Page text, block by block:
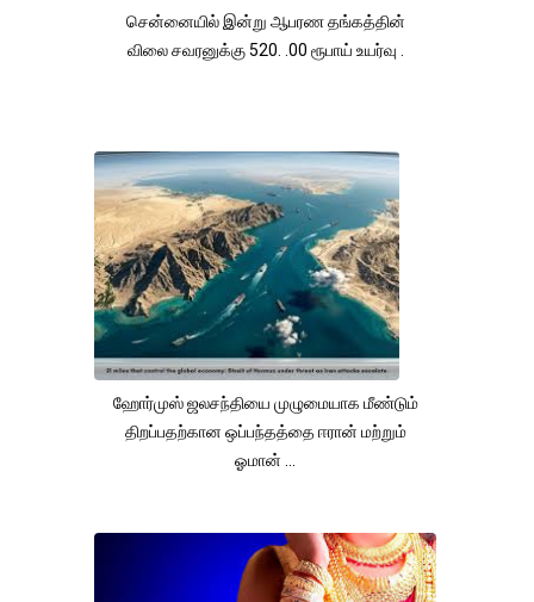
சென்னையில் இன்று ஆபரண தங்கத்தின்
விலை சவரனுக்கு 520. .00 ரூபாய் உயர்வு .
ஹோர்முஸ் ஜலசந்தியை முழுமையாக மீண்டும்
திறப்பதற்கான ஒப்பந்தத்தை ஈரான் மற்றும்
ஓமான் ...